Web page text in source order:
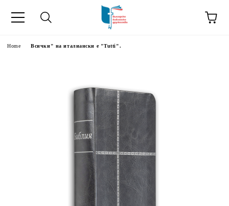
Home Всички" на италиански е "Tutti".